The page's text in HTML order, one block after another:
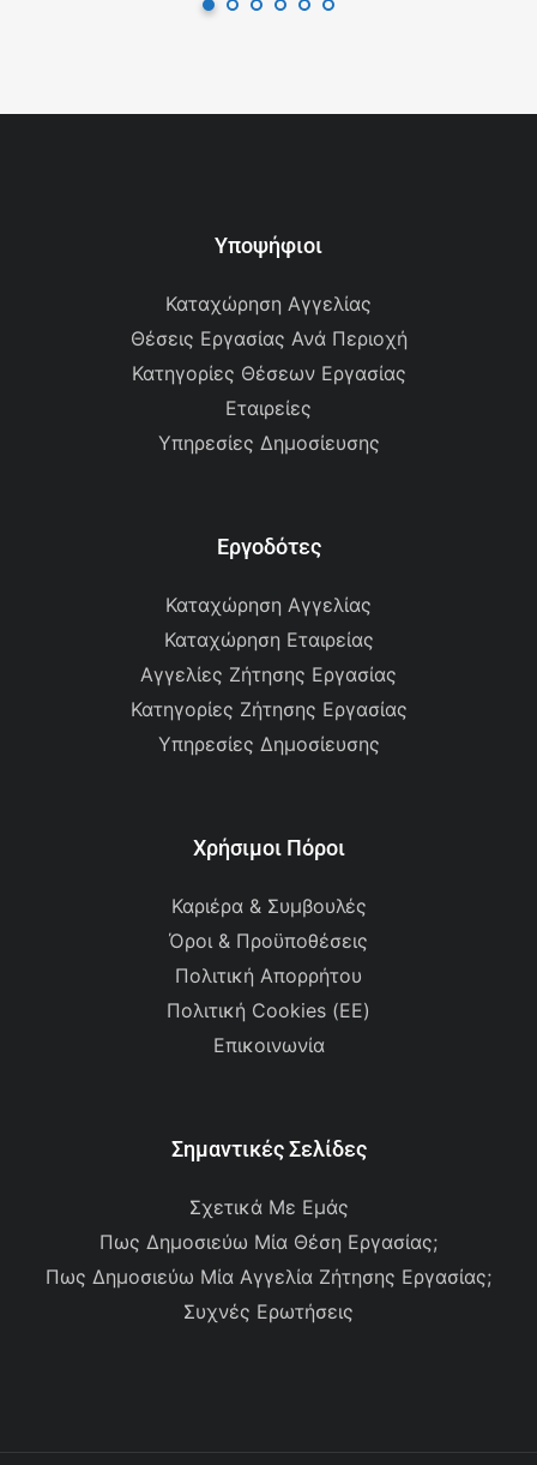
Υποψήφιοι
Καταχώρηση Αγγελίας
Θέσεις Εργασίας Ανά Περιοχή
Κατηγορίες Θέσεων Εργασίας
Εταιρείες
Υπηρεσίες Δημοσίευσης
Εργοδότες
Καταχώρηση Αγγελίας
Καταχώρηση Εταιρείας
Αγγελίες Ζήτησης Εργασίας
Κατηγορίες Ζήτησης Εργασίας
Υπηρεσίες Δημοσίευσης
Χρήσιμοι Πόροι
Καριέρα & Συμβουλές
Όροι & Προϋποθέσεις
Πολιτική Απορρήτου
Πολιτική Cookies (ΕΕ)
Επικοινωνία
Σημαντικές Σελίδες
Σχετικά Με Εμάς
Πως Δημοσιεύω Μία Θέση Εργασίας;
Πως Δημοσιεύω Μία Αγγελία Ζήτησης Εργασίας;
Συχνές Ερωτήσεις